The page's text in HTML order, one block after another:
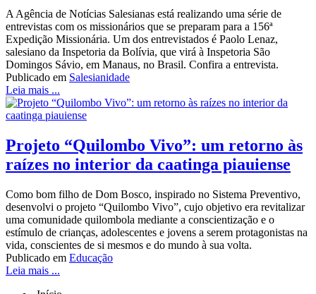
A Agência de Notícias Salesianas está realizando uma série de
entrevistas com os missionários que se preparam para a 156ª
Expedição Missionária. Um dos entrevistados é Paolo Lenaz,
salesiano da Inspetoria da Bolívia, que virá à Inspetoria São
Domingos Sávio, em Manaus, no Brasil. Confira a entrevista.
Publicado em Salesianidade
Leia mais ...
Projeto “Quilombo Vivo”: um retorno às
raízes no interior da caatinga piauiense
Como bom filho de Dom Bosco, inspirado no Sistema Preventivo,
desenvolvi o projeto “Quilombo Vivo”, cujo objetivo era revitalizar
uma comunidade quilombola mediante a conscientização e o
estímulo de crianças, adolescentes e jovens a serem protagonistas na
vida, conscientes de si mesmos e do mundo à sua volta.
Publicado em Educação
Leia mais ...